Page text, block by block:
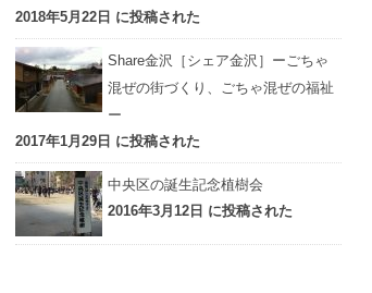
2018年5月22日 に投稿された
Share金沢［シェア金沢］ーごちゃ
混ぜの街づくり、ごちゃ混ぜの福祉
ー
2017年1月29日 に投稿された
中央区の誕生記念植樹会
2016年3月12日 に投稿された